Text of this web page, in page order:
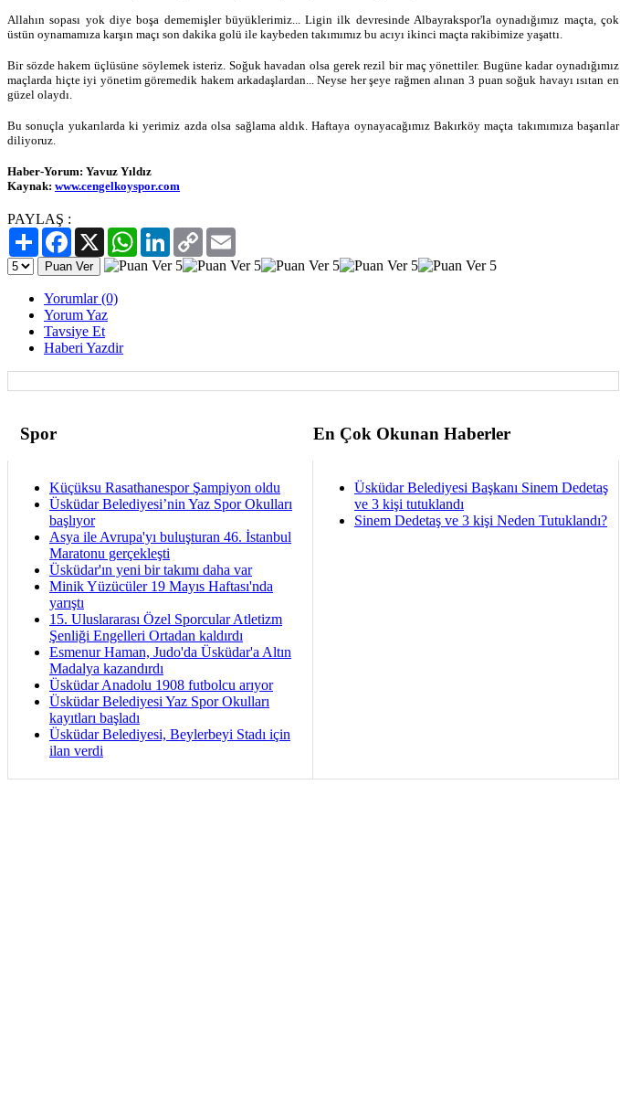
Allahın sopası yok diye boşa dememişler büyüklerimiz... Ligin ilk devresinde Albayrakspor'la oynadığımız maçta, çok
üstün oynamamıza karşın maçı son dakika golü ile kaybeden takımımız bu acıyı ikinci maçta rakibimize yaşattı.
Bir sözde hakem üçlüsüne söylemek isteriz. Soğuk havadan olsa gerek rezil bir maç yönettiler. Bugüne kadar oynadığımız
maçlarda hiçte iyi yönetim göremedik hakem arkadaşlardan... Neyse her şeye rağmen alınan 3 puan soğuk havayı ısıtan en
güzel olaydı.
Bu sonuçla yukarılarda ki yerimiz azda olsa sağlama aldık. Haftaya oynayacağımız Bakırköy maçta takımımıza başarılar
diliyoruz.
Haber-Yorum: Yavuz Yıldız
Kaynak: www.cengelkoyspor.com
PAYLAŞ :
PaylaşFacebook
X WhatsAppLinkedIn
Copy
Link
Yorumlar (0)
Yorum Yaz
Tavsiye Et
Haberi Yazdir
Spor En Çok Okunan Haberler
Küçüksu Rasathanespor Şampiyon oldu
Üsküdar Belediyesi’nin Yaz Spor Okulları
başlıyor
Asya ile Avrupa'yı buluşturan 46. İstanbul
Maratonu gerçekleşti
Üsküdar'ın yeni bir takımı daha var
Minik Yüzücüler 19 Mayıs Haftası'nda
yarıştı
15. Uluslararası Özel Sporcular Atletizm
Şenliği Engelleri Ortadan kaldırdı
Esmenur Haman, Judo'da Üsküdar'a Altın
Madalya kazandırdı
Üsküdar Anadolu 1908 futbolcu arıyor
Üsküdar Belediyesi Yaz Spor Okulları
kayıtları başladı
Üsküdar Belediyesi, Beylerbeyi Stadı için
ilan verdi
Üsküdar Belediyesi Başkanı Sinem Dedetaş
ve 3 kişi tutuklandı
Sinem Dedetaş ve 3 kişi Neden Tutuklandı?